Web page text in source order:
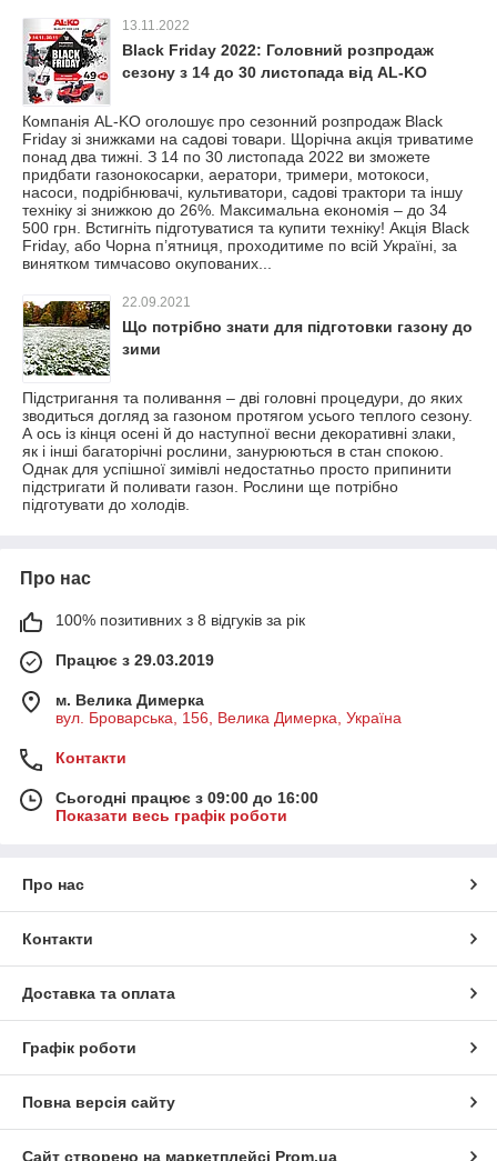
13.11.2022
Black Friday 2022: Головний розпродаж
сезону з 14 до 30 листопада від AL-KO
​​​​​​​Компанія AL-KO оголошує про сезонний розпродаж Black
Friday зі знижками на садові товари. Щорічна акція триватиме
понад два тижні. З 14 по 30 листопада 2022 ви зможете
придбати газонокосарки, аератори, тримери, мотокоси,
насоси, подрібнювачі, культиватори, садові трактори та іншу
техніку зі знижкою до 26%. Максимальна економія – до 34
500 грн. Встигніть підготуватися та купити техніку! Акція Black
Friday, або Чорна п’ятниця, проходитиме по всій Україні, за
винятком тимчасово окупованих...
22.09.2021
Що потрібно знати для підготовки газону до
зими
Підстригання та поливання – дві головні процедури, до яких
зводиться догляд за газоном протягом усього теплого сезону.
А ось із кінця осені й до наступної весни декоративні злаки,
як і інші багаторічні рослини, занурюються в стан спокою.
Однак для успішної зимівлі недостатньо просто припинити
підстригати й поливати газон. Рослини ще потрібно
підготувати до холодів.
Про нас
100% позитивних з 8 відгуків за рік
Працює з 29.03.2019
м. Велика Димерка
вул. Броварська, 156, Велика Димерка, Україна
Контакти
Сьогодні працює з 09:00 до 16:00
Показати весь графік роботи
Про нас
Контакти
Доставка та оплата
Графік роботи
Повна версія сайту
Сайт створено на маркетплейсі Prom.ua